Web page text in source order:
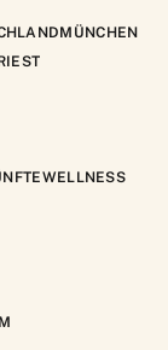
MÜNCHEN
WELLNESS